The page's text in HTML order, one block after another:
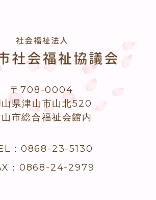
〒708-0004
山県津山市山北520
市総合福祉会館内
：0868-23-5130
：0868-24-2979